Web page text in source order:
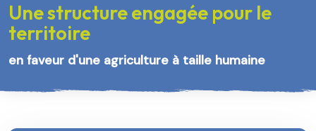
Une structure engagée pour le
territoire
en faveur d'une agriculture à taille humaine